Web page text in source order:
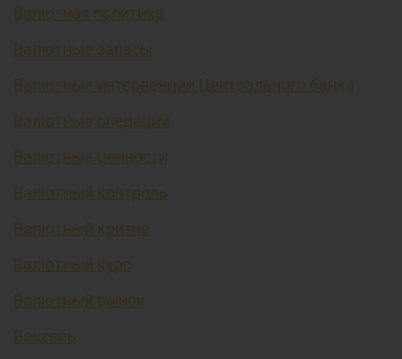
Валютная политика
Валютные запасы
Валютные интервенции Центрального банка
Валютные операции
Валютные ценности
Валютный контроль
Валютный кризис
Валютный курс
Валютный рынок
Вексель